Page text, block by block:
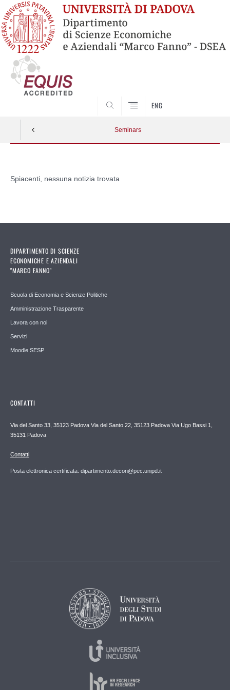
ENG
Seminars
contenuto
Spiacenti, nessuna notizia trovata
DIPARTIMENTO DI SCIENZE
ECONOMICHE E AZIENDALI
"MARCO FANNO"
Scuola di Economia e Scienze Politiche
Amministrazione Trasparente
Lavora con noi
Servizi
Moodle SESP
CONTATTI
Via del Santo 33, 35123 Padova Via del Santo 22, 35123 Padova Via Ugo Bassi 1,
35131 Padova
Contatti
Posta elettronica certificata: dipartimento.decon@pec.unipd.it